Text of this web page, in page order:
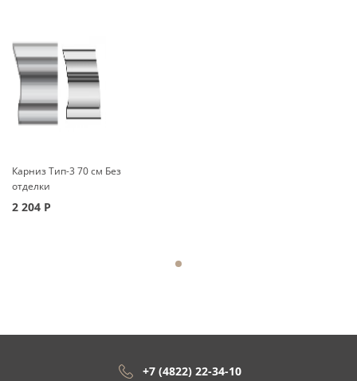
Карниз Тип-3 70 см Без
отделки
2 204 Р
+7 (4822) 22-34-10